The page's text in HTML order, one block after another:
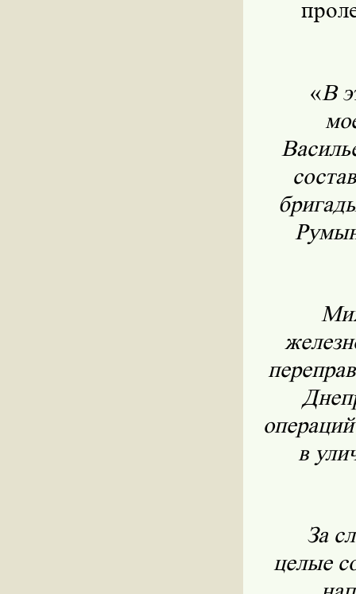
«В
в
За
целые